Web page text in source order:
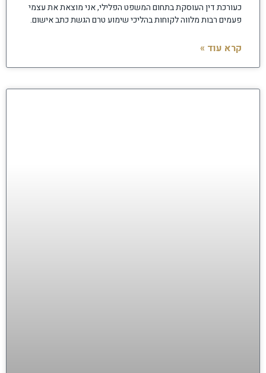
כעורכת דין העוסקת בתחום המשפט הפלילי, אני מוצאת את עצמי
פעמים רבות מלווה לקוחות בהליכי שימוע טרם הגשת כתב אישום.
קרא עוד »